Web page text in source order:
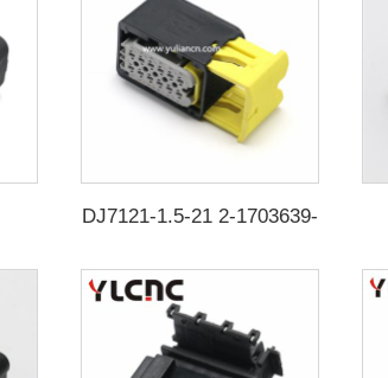
DJ7121-1.5-21 2-1703639-